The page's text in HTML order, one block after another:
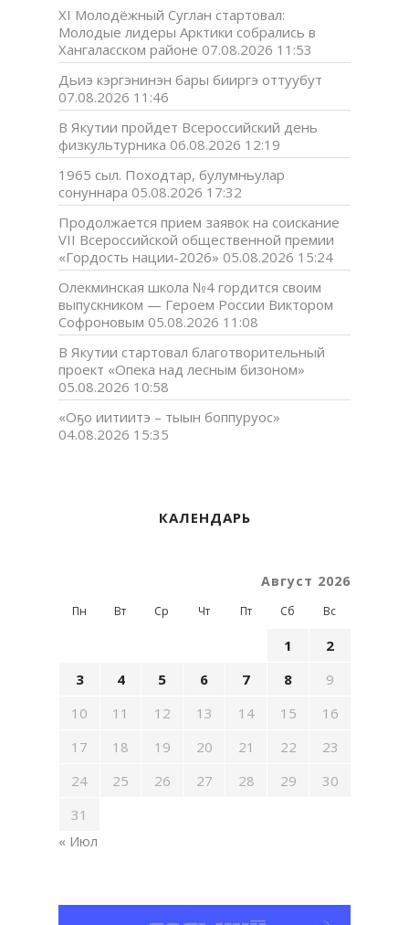
XI Молодёжный Суглан стартовал:
Молодые лидеры Арктики собрались в
Хангаласском районе 07.08.2026 11:53
Дьиэ кэргэнинэн бары бииргэ оттуубут
07.08.2026 11:46
В Якутии пройдет Всероссийский день
физкультурника 06.08.2026 12:19
1965 сыл. Походтар, булумньулар
сонуннара 05.08.2026 17:32
Продолжается прием заявок на соискание
VII Всероссийской общественной премии
«Гордость нации-2026» 05.08.2026 15:24
Олекминская школа №4 гордится своим
выпускником — Героем России Виктором
Софроновым 05.08.2026 11:08
В Якутии стартовал благотворительный
проект «Опека над лесным бизоном»
05.08.2026 10:58
«Оҕо иитиитэ – тыын боппуруос»
04.08.2026 15:35
КАЛЕНДАРЬ
Август 2026
Пн Вт Ср Чт Пт Сб Вс
1
2
3
4 5 6 7 8
9
10
11 12 13 14 15
16
17
18 19 20 21 22
23
24
25 26 27 28 29
30
31
« Июл